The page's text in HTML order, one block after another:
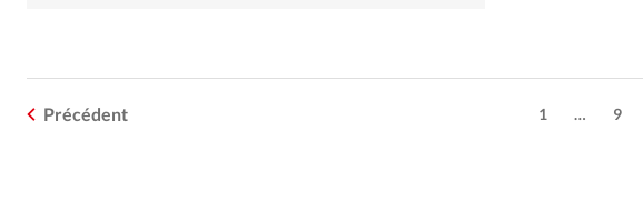
Précédent 1 … 9